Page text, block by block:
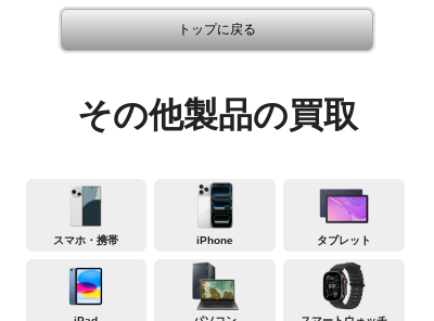
トップに戻る
その他製品の買取
スマホ・携帯 iPhone タブレット